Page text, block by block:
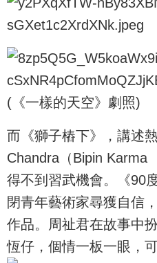
(《一樣的天空》劇照)
而《獅子樁下》，講述
Chandra（Bipin
得不到習武機會。《90
閉青年藝術家尋獲自信
作品。周祉君在故事中
恆仔，個情一板一眼，